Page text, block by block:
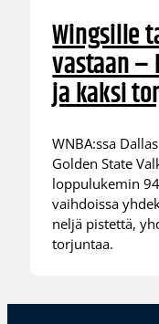
Wingsille
vastaan
ja kaksi
WNBA:ssa
Golden State
loppulukemin
vaihdoissa
neljä pistettä,
torjuntaa.